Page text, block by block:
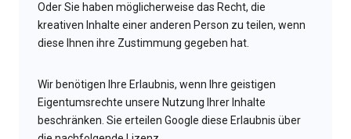
Oder Sie haben möglicherweise das Recht, die
kreativen Inhalte einer anderen Person zu teilen, wenn
diese Ihnen ihre Zustimmung gegeben hat.
Wir benötigen Ihre Erlaubnis, wenn Ihre geistigen
Eigentumsrechte unsere Nutzung Ihrer Inhalte
beschränken. Sie erteilen Google diese Erlaubnis über